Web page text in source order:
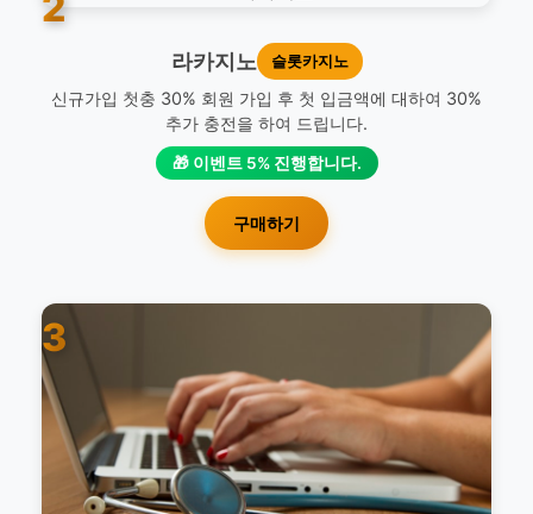
라카지노 슬롯카지노
신규가입 첫충 30% 회원 가입 후 첫 입금액에 대하여 30%
추가 충전을 하여 드립니다.
🎁 이벤트 5% 진행합니다.
구매하기
3